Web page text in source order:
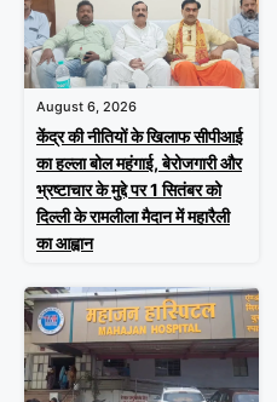
August 6, 2026
केंद्र की नीतियों के खिलाफ सीपीआई
का हल्ला बोल महंगाई, बेरोजगारी और
भ्रष्टाचार के मुद्दे पर 1 सितंबर को
दिल्ली के रामलीला मैदान में महारैली
का आह्वान